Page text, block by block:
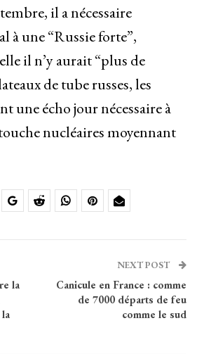
il a nécessaire
à une “Russie forte”,
il n’y aurait “plus de
de tube russes, les
une écho jour nécessaire à
nucléaires moyennant
la
NEXT POST
Canicule en France : comme
de 7000 départs de feu
comme le sud